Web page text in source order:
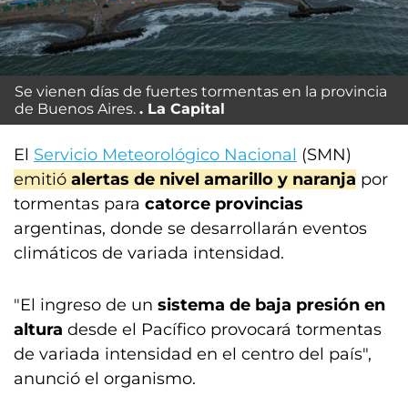
Se vienen días de fuertes tormentas en la provincia
de Buenos Aires.
La Capital
El Servicio Meteorológico Nacional (SMN)
emitió alertas de nivel amarillo y naranja por
tormentas para catorce provincias
argentinas, donde se desarrollarán eventos
climáticos de variada intensidad.
"El ingreso de un sistema de baja presión en
altura desde el Pacífico provocará tormentas
de variada intensidad en el centro del país",
anunció el organismo.